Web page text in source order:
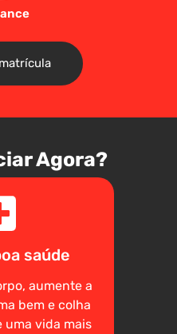
Agora?
saúde
aumente a
bem e colha
uma vida mais